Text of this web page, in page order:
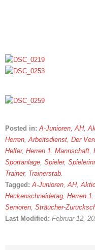
Posted in:A-Junioren,AH,
Herren,Arbeitsdienst, Der
Helfer, Herren 1. Mannschaft,
Sportanlage, Spieler,
Trainer, Trainerstab.
Tagged:A-Junioren,AH,
Heckenschneidetag, Herren
Senioren, Sträucher-
Last Modified: Februar 12,